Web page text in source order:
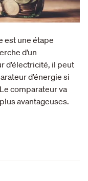
est une étape
d’un
d’électricité, il peut
d’énergie si
comparateur va
avantageuses.